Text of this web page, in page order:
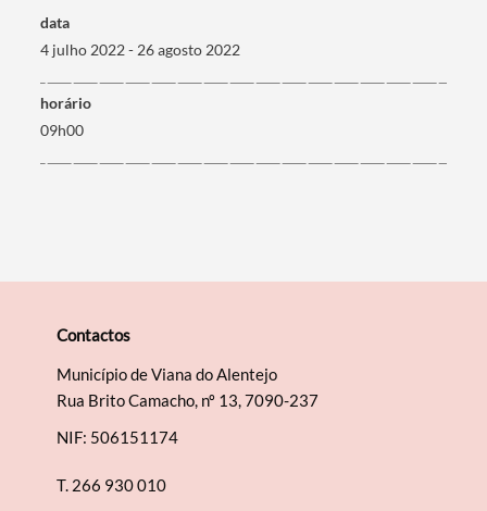
data
4 julho 2022 - 26 agosto 2022
horário
09h00
Contactos
Município de Viana do Alentejo
Rua Brito Camacho, nº 13, 7090-237
NIF: 506151174
T. 266 930 010